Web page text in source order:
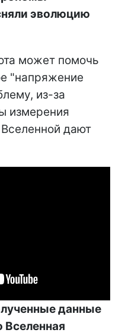
эволюцию
может помочь
"напряжение
из-за
измерения
дают
данные